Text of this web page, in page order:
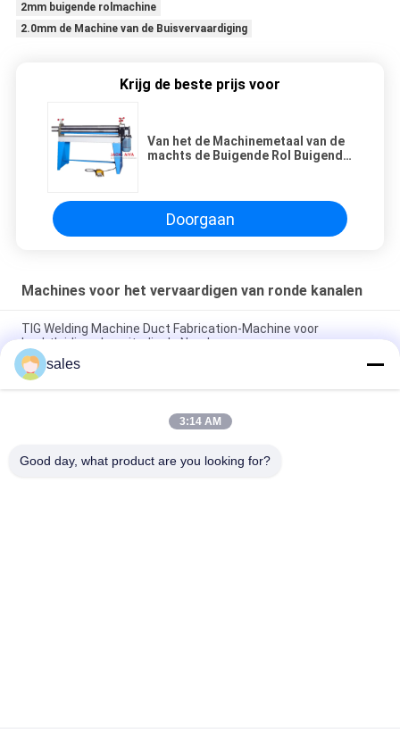
2mm buigende rolmachine
2.0mm de Machine van de Buisvervaardiging
Krijg de beste prijs voor
Van het de Machinemetaal van de
machts de Buigende Rol Buigende
Doorgaan
Machines voor het vervaardigen van ronde kanalen
TIG Welding Machine Duct Fabrication-Machine voor
Luchtleidings Longitudinale Naad
Horizontale Ronde van de de Machinebuis van de Buisnaad
Sluitende de Vervaardigingsmachine
Van het de Machinemetaal van de machts de Buigende Rol
sales
3:14 AM
Good day, what product are you looking for?